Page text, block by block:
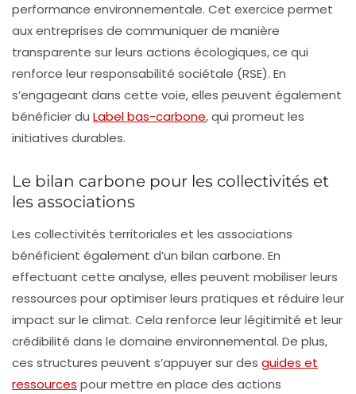
performance environnementale. Cet exercice permet
aux entreprises de communiquer de manière
transparente sur leurs actions écologiques, ce qui
renforce leurresponsabilité sociétale (RSE). En
s’engageant dans cette voie, elles peuvent également
bénéficier du Label bas-carbone, qui promeut les
initiatives durables.
Le bilan carbone pour les collectivités et
les associations
Les collectivités territoriales et les associations
bénéficient également d’un bilan carbone. En
effectuant cette analyse, elles peuvent mobiliser leurs
ressources pour optimiser leurs pratiques et réduire leur
impact sur le climat. Cela renforce leur légitimité et leur
crédibilité dans le domaine environnemental. De plus,
ces structures peuvent s’appuyer sur des guides et
ressources pour mettre en place des actions